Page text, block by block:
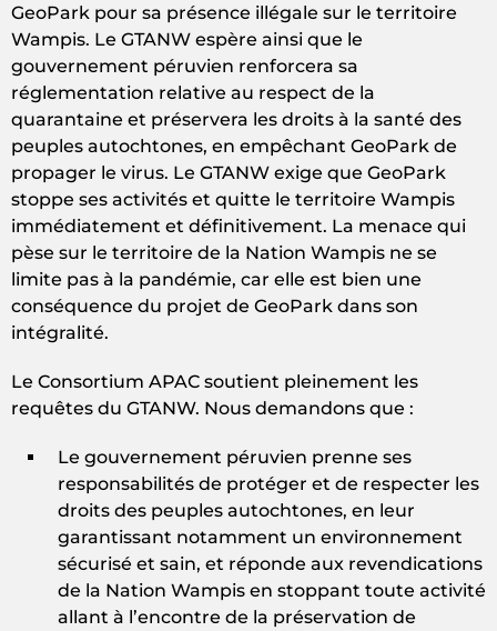
GeoPark pour sa présence illégale sur le territoire
Wampis. Le GTANW espère ainsi que le
gouvernement péruvien renforcera sa
réglementation relative au respect de la
quarantaine et préservera les droits à la santé des
peuples autochtones, en empêchant GeoPark de
propager le virus. Le GTANW exige que GeoPark
stoppe ses activités et quitte le territoire Wampis
immédiatement et définitivement. La menace qui
pèse sur le territoire de la Nation Wampis ne se
limite pas à la pandémie, car elle est bien une
conséquence du projet de GeoPark dans son
intégralité.
Le Consortium APAC soutient pleinement les
requêtes du GTANW. Nous demandons que :
Le gouvernement péruvien prenne ses
responsabilités de protéger et de respecter les
droits des peuples autochtones, en leur
garantissant notamment un environnement
sécurisé et sain, et réponde aux revendications
de la Nation Wampis en stoppant toute activité
allant à l’encontre de la préservation de